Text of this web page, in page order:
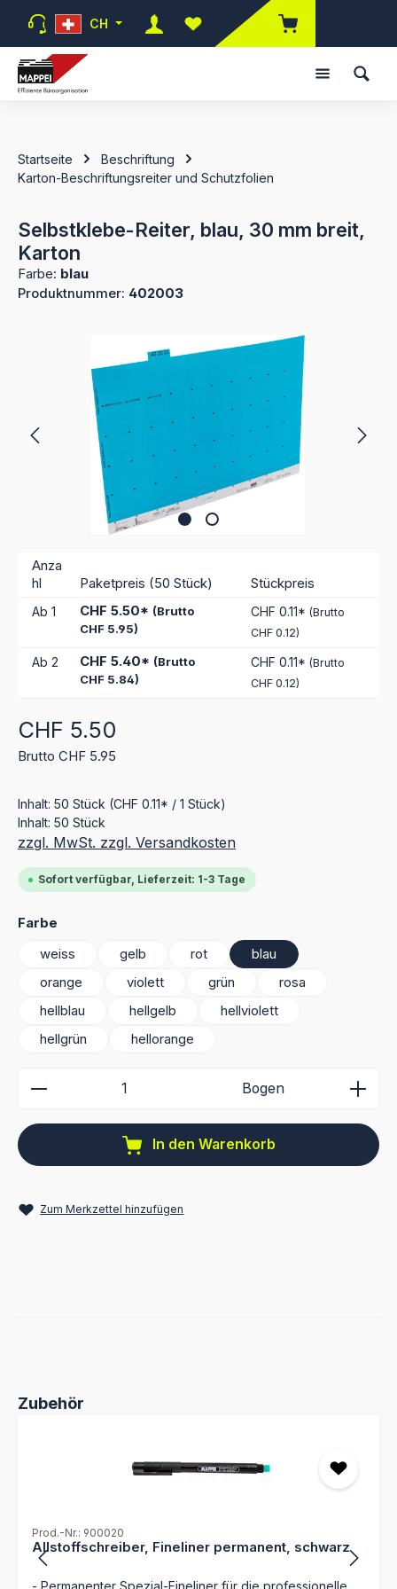
Zum Hauptinhalt springen
CH
Du hast 0 Produkte auf dem
Startseite
Beschriftung
Karton-Beschriftungsreiter und Schutzfolien
Selbstklebe-Reiter, blau, 30 mm breit,
Karton
Farbe: blau
Produktnummer: 402003
Anza
hl
Paketpreis (50 Stück) Stückpreis
Ab 1 CHF 5.50* (Brutto
CHF 5.95)
CHF 0.11* (Brutto
CHF 0.12)
Ab 2 CHF 5.40* (Brutto
CHF 5.84)
CHF 0.11* (Brutto
CHF 0.12)
Regulärer Preis:
CHF 5.50
Brutto CHF 5.95
Inhalt: 50 Stück (CHF 0.11* / 1 Stück)
Inhalt: 50 Stück
zzgl. MwSt. zzgl. Versandkosten
Sofort verfügbar, Lieferzeit: 1-3 Tage
Farbe
weiss
gelb rot
blau
orange
violett grün
rosa
hellblau
hellgelb
hellviolett
hellgrün
hellorange
Produkt Anzahl: Gib den gewünschten Wert ein
Bogen
In den Warenkorb
Zum Merkzettel hinzufügen
Produktgalerie überspringen
Zubehör
Prod.-Nr.: 900020
Allstoffschreiber, Fineliner permanent, schwarz
- Permanenter Spezial-Fineliner für die professionelle